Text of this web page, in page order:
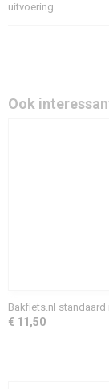
uitvoering.
Ook
Bakfiets.nl
€ 11,50